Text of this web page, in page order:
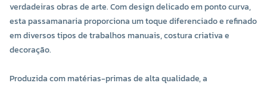
COR 0006
R$ 6,60 UNIDADE
COR 0007
R$ 6,60 UNIDADE
verdadeiras obras de arte. Com design delicado em ponto curva,
esta passamanaria proporciona um toque diferenciado e refinado
em diversos tipos de trabalhos manuais, costura criativa e
decoração.
Produzida com matérias-primas de alta qualidade, a